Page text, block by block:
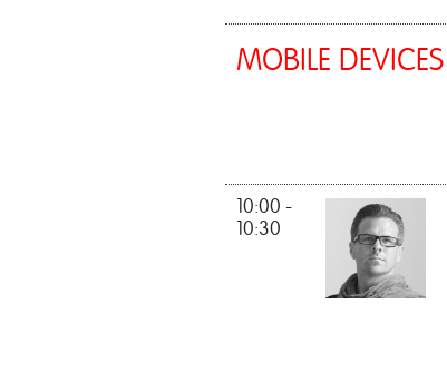
MOBILE DEVICES
10:00 -
10:30